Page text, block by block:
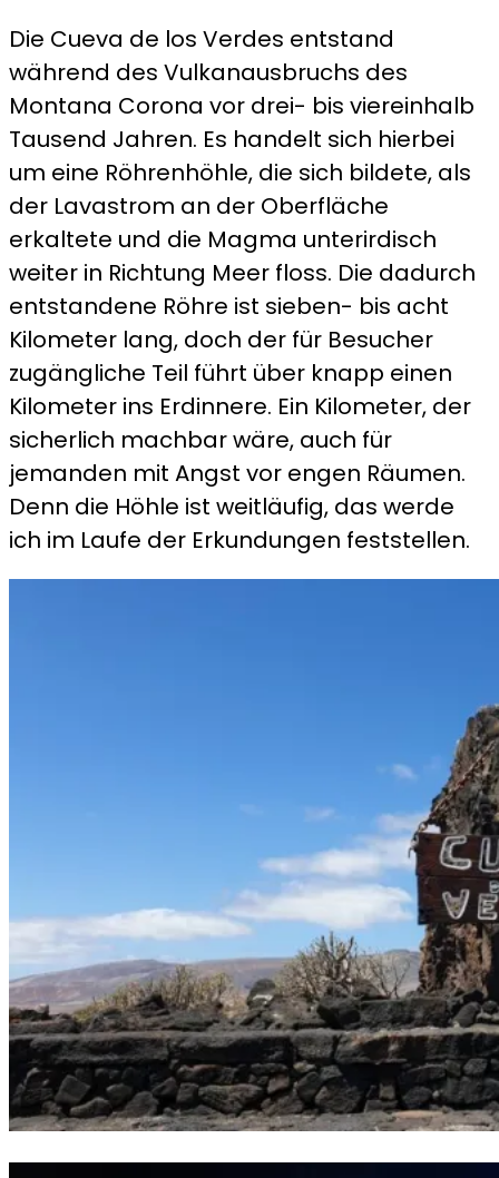
Die Cueva de los Verdes entstand
während des Vulkanausbruchs des
Montana Corona vor drei- bis viereinhalb
Tausend Jahren. Es handelt sich hierbei
um eine Röhrenhöhle, die sich bildete, als
der Lavastrom an der Oberfläche
erkaltete und die Magma unterirdisch
weiter in Richtung Meer floss. Die dadurch
entstandene Röhre ist sieben- bis acht
Kilometer lang, doch der für Besucher
zugängliche Teil führt über knapp einen
Kilometer ins Erdinnere. Ein Kilometer, der
sicherlich machbar wäre, auch für
jemanden mit Angst vor engen Räumen.
Denn die Höhle ist weitläufig, das werde
ich im Laufe der Erkundungen feststellen.